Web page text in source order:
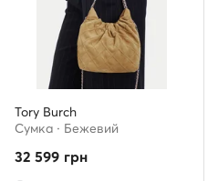
Tory Burch
Сумка · Бежевий
32 599 грн